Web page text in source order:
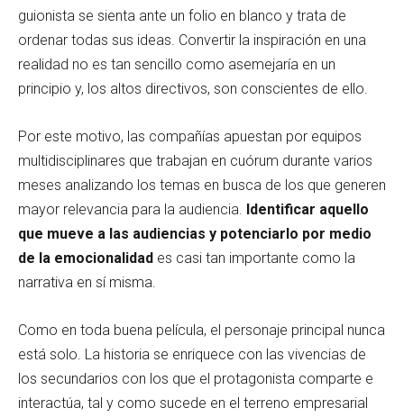
guionista se sienta ante un folio en blanco y trata de
ordenar todas sus ideas. Convertir la inspiración en una
realidad no es tan sencillo como asemejaría en un
principio y, los altos directivos, son conscientes de ello.
Por este motivo, las compañías apuestan por equipos
multidisciplinares que trabajan en cuórum durante varios
meses analizando los temas en busca de los que generen
mayor relevancia para la audiencia. Identificar aquello
que mueve a las audiencias y potenciarlo por medio
de la emocionalidad es casi tan importante como la
narrativa en sí misma.
Como en toda buena película, el personaje principal nunca
está solo. La historia se enriquece con las vivencias de
los secundarios con los que el protagonista comparte e
interactúa, tal y como sucede en el terreno empresarial